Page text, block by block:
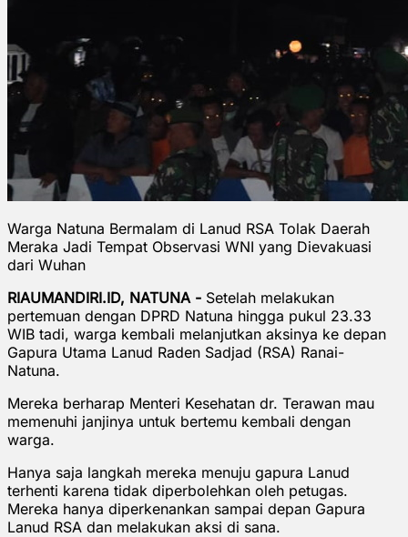
Warga Natuna Bermalam di Lanud RSA Tolak Daerah
Meraka Jadi Tempat Observasi WNI yang Dievakuasi
dari Wuhan
RIAUMANDIRI.ID, NATUNA - Setelah melakukan
pertemuan dengan DPRD Natuna hingga pukul 23.33
WIB tadi, warga kembali melanjutkan aksinya ke depan
Gapura Utama Lanud Raden Sadjad (RSA) Ranai-
Natuna.
Mereka berharap Menteri Kesehatan dr. Terawan mau
memenuhi janjinya untuk bertemu kembali dengan
warga.
Hanya saja langkah mereka menuju gapura Lanud
terhenti karena tidak diperbolehkan oleh petugas.
Mereka hanya diperkenankan sampai depan Gapura
Lanud RSA dan melakukan aksi di sana.